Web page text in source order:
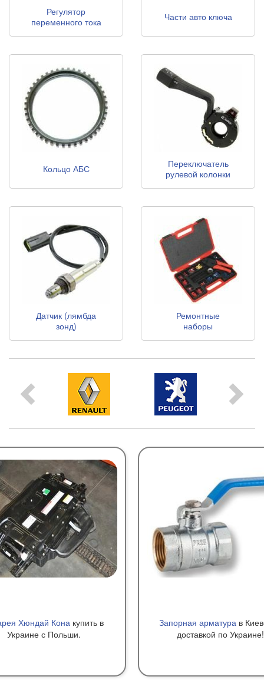
Регулятор
переменного тока
Части авто ключа
Кольцо АБС
Переключатель
рулевой колонки
Датчик (лямбда
зонд)
Ремонтные
наборы
Хюндай Кона купить в
Украине с Польши.
Запорная арматура в
доставкой по Украине!